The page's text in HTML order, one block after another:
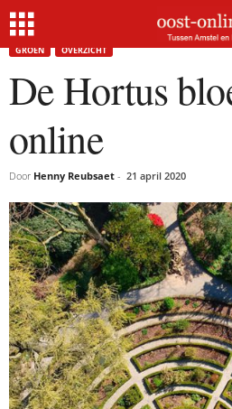
Home De Hortus bloeit nu ook online
GROEN OVERZICHT
De Hortus
online
Door Henny Reubsaet - 21 april 2020
Gratis
E-MAIL
Postcode
Met de inschrijving